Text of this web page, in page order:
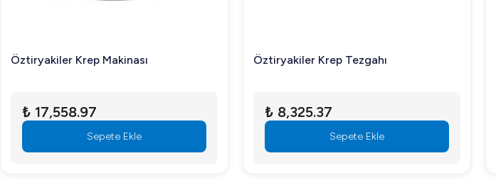
Öztiryakiler Krep Makinası
₺ 17,558.97
Sepete Ekle
Öztiryakiler Krep Tezgahı
₺ 8,325.37
Sepete Ekle